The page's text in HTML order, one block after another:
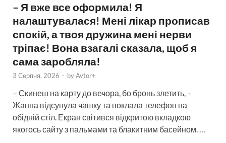
– Я вже все оформила! Я
налаштувалася! Мені лікар прописав
спокій, а твоя дружина мені нерви
тріпає! Вона взагалі сказала, щоб я
сама заробляла!
3 Серпня, 2026 - byAvtor+
– Скинеш на карту до вечора, бо бронь злетить, –
Жанна відсунула чашку та поклала телефон на
обідній стіл. Екран світився відкритою вкладкою
якогось сайту з пальмами та блакитним басейном. …